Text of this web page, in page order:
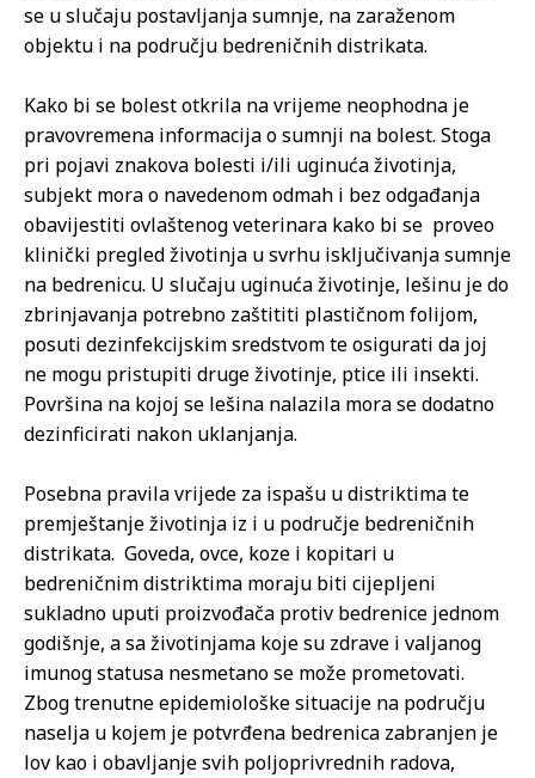
se u slučaju postavljanja sumnje, na zaraženom
objektu i na području bedreničnih distrikata.
Kako bi se bolest otkrila na vrijeme neophodna je
pravovremena informacija o sumnji na bolest. Stoga
pri pojavi znakova bolesti i/ili uginuća životinja,
subjekt mora o navedenom odmah i bez odgađanja
obavijestiti ovlaštenog veterinara kako bi se proveo
klinički pregled životinja u svrhu isključivanja sumnje
na bedrenicu. U slučaju uginuća životinje, lešinu je do
zbrinjavanja potrebno zaštititi plastičnom folijom,
posuti dezinfekcijskim sredstvom te osigurati da joj
ne mogu pristupiti druge životinje, ptice ili insekti.
Površina na kojoj se lešina nalazila mora se dodatno
dezinficirati nakon uklanjanja.
Posebna pravila vrijede za ispašu u distriktima te
premještanje životinja iz i u područje bedreničnih
distrikata. Goveda, ovce, koze i kopitari u
bedreničnim distriktima moraju biti cijepljeni
sukladno uputi proizvođača protiv bedrenice jednom
godišnje, a sa životinjama koje su zdrave i valjanog
imunog statusa nesmetano se može prometovati.
Zbog trenutne epidemiološke situacije na području
naselja u kojem je potvrđena bedrenica zabranjen je
lov kao i obavljanje svih poljoprivrednih radova,